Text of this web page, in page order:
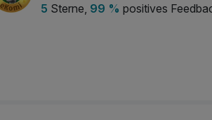
5 Sterne, 99 % positives